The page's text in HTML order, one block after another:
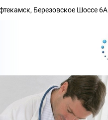
Березовское Шоссе 6А